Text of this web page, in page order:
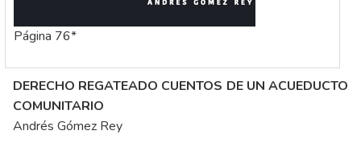
Página 76*
DERECHO REGATEADO CUENTOS DE UN ACUEDUCTO
COMUNITARIO
Andrés Gómez Rey